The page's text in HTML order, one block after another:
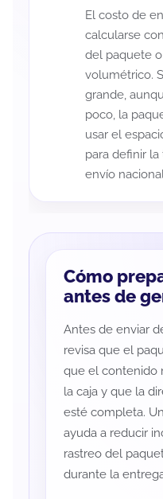
El costo de
calcularse
del paquete
volumétrico.
grande,
poco, la
usar el
para definir la
envío
Cómo
antes de
Antes de enviar
revisa que el
que el contenido
la caja y que la
esté completa.
ayuda a reducir
rastreo del
durante la